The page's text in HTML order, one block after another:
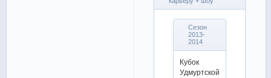
Сезон
2013-
2014
Кубок
Удмуртской